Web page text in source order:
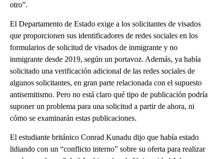
otro”.
El Departamento de Estado exige a los solicitantes de visados
que proporcionen sus identificadores de redes sociales en los
formularios de solicitud de visados de inmigrante y no
inmigrante desde 2019, según un portavoz. Además, ya había
solicitado una verificación adicional de las redes sociales de
algunos solicitantes, en gran parte relacionada con el supuesto
antisemitismo. Pero no está claro qué tipo de publicación podría
suponer un problema para una solicitud a partir de ahora, ni
cómo se examinarán estas publicaciones.
El estudiante británico Conrad Kunadu dijo que había estado
lidiando con un “conflicto interno” sobre su oferta para realizar